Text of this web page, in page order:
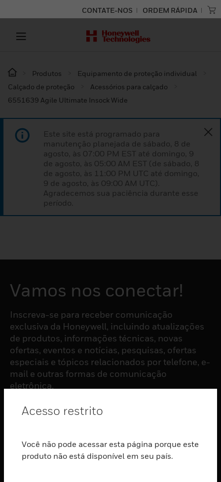
CONTATE-NOS ORDEM RÁPIDA
Produtos
Equipamento de proteção individual
Calçado de proteção
Acessórios para calçado
6551639 Agile Ultimate Insock Wide
Este site está programado para
manutenção planejada de sábado, 8 de
agosto, às 07:00 PM EST até domingo, 9
de agosto, às 05:00 AM EST (de sábado, 8
de agosto, às 11:00 PM UTC até domingo,
9 de agosto, às 09:00 AM UTC).
Agradecemos sua paciência durante esse
período.
Vamos nos conectar!
Inscreva-se para receber comunicação
exclusiva da Honeywell, incluindo atualizações
de produtos, informações técnicas, novas
ofertas, eventos e notícias, pesquisas, ofertas
especiais e tópicos relacionados por telefone, e-
mail e outras formas de comunicação
eletrônica.
ASSINAR
PRODUTOS
Acesso restrito
Você não pode acessar esta página porque este
produto não está disponível em seu país.